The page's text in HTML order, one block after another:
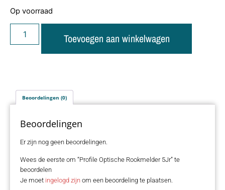
Op voorraad
Toevoegen aan winkelwagen
Beoordelingen (0)
Beoordelingen
Er zijn nog geen beoordelingen.
Wees de eerste om “Profile Optische Rookmelder 5Jr” te
beoordelen
Je moet ingelogd zijn om een beoordeling te plaatsen.